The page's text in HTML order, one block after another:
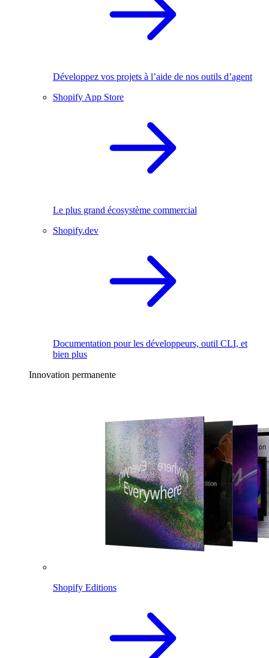
Développez vos projets à l’aide de nos outils d’agent
Shopify App Store
Le plus grand écosystème commercial
Shopify.dev
Documentation pour les développeurs, outil CLI, et
bien plus
Innovation permanente
Shopify Editions